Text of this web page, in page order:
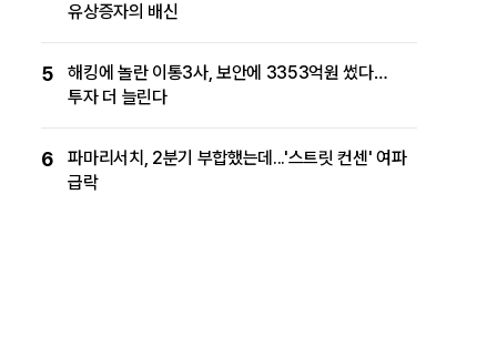
유상증자의 배신
5
해킹에 놀란 이통3사, 보안에 3353억원 썼다…
투자 더 늘린다
6
파마리서치, 2분기 부합했는데...'스트릿 컨센' 여파
급락